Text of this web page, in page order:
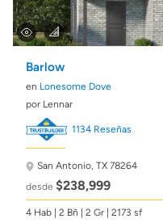
Barlow
en Lonesome Dove
por Lennar
1134 Reseñas
San Antonio, TX 78264
desde $238,999
4 Hab | 2 Bñ | 2 Gr | 2173 sf